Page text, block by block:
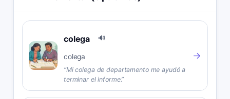
colega 🔊
colega
“Mi colega de departamento me ayudó a
terminar el informe.”
→